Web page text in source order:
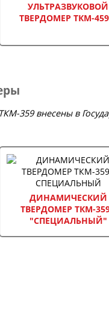
УЛЬТРАЗВУКОВОЙ
ТВЕРДОМЕР ТКМ-
359 внесены в
ДИНАМИЧЕСКИЙ
ТВЕРДОМЕР ТКМ-
"СПЕЦИАЛЬНЫЙ"